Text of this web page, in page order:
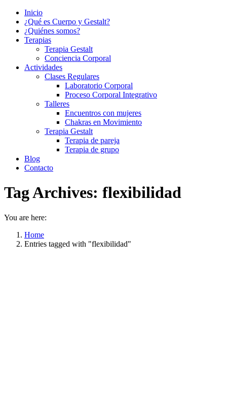
Inicio
¿Qué es Cuerpo y Gestalt?
¿Quiénes somos?
Terapias
Terapia Gestalt
Conciencia Corporal
Actividades
Clases Regulares
Laboratorio Corporal
Proceso Corporal Integrativo
Talleres
Encuentros con mujeres
Chakras en Movimiento
Terapia Gestalt
Terapia de pareja
Terapia de grupo
Blog
Contacto
Tag Archives: flexibilidad
You are here:
Home
Entries tagged with "flexibilidad"